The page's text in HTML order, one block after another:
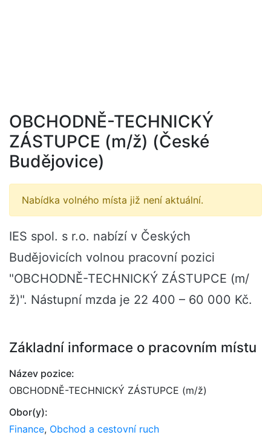
OBCHODNĚ-TECHNICKÝ
ZÁSTUPCE (m/ž) (České
Budějovice)
Nabídka volného místa již není aktuální.
IES spol. s r.o. nabízí v Českých
Budějovicích volnou pracovní pozici
"OBCHODNĚ-TECHNICKÝ ZÁSTUPCE (m/
ž)". Nástupní mzda je 22 400 – 60 000 Kč.
Základní informace o pracovním místu
Název pozice:
OBCHODNĚ-TECHNICKÝ ZÁSTUPCE (m/ž)
Obor(y):
Finance, Obchod a cestovní ruch